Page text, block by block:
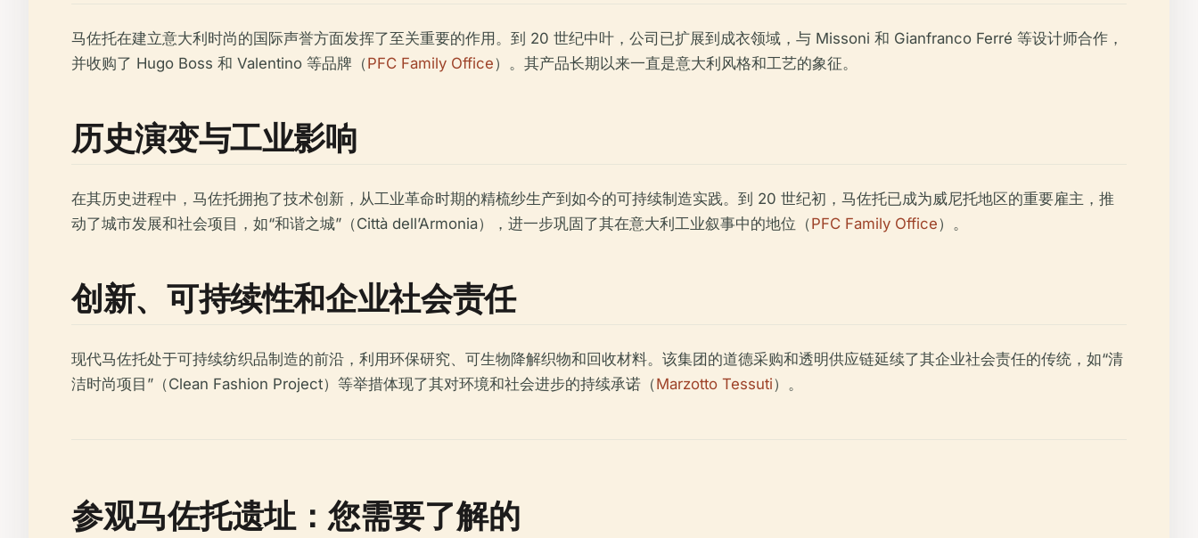
马佐托在建立意大利时尚的国际声誉方面发挥了至关重要的作用。到 20 世纪中叶，公司已扩展到成衣领域，与 Missoni 和 Gianfranco Ferré 等设计师合作，
并收购了 Hugo Boss 和 Valentino 等品牌（PFC Family Office）。其产品长期以来一直是意大利风格和工艺的象征。
历史演变与工业影响
在其历史进程中，马佐托拥抱了技术创新，从工业革命时期的精梳纱生产到如今的可持续制造实践。到 20 世纪初，马佐托已成为威尼托地区的重要雇主，推
动了城市发展和社会项目，如“和谐之城”（Città dell’Armonia），进一步巩固了其在意大利工业叙事中的地位（PFC Family Office）。
创新、可持续性和企业社会责任
现代马佐托处于可持续纺织品制造的前沿，利用环保研究、可生物降解织物和回收材料。该集团的道德采购和透明供应链延续了其企业社会责任的传统，如“清
洁时尚项目”（Clean Fashion Project）等举措体现了其对环境和社会进步的持续承诺（Marzotto Tessuti）。
参观马佐托遗址：您需要了解的